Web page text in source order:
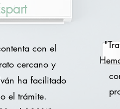
con el
cercano y
ha facilitado
el trámite.